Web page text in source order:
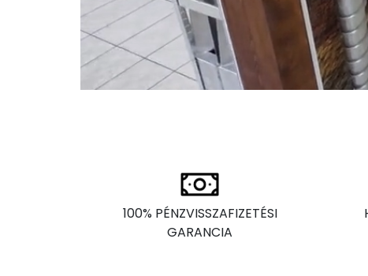
100% PÉNZVISSZAFIZETÉSI
GARANCIA